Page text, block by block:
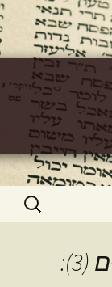
חיפוש:
סוגיה לט: הגעלת כלים (3):